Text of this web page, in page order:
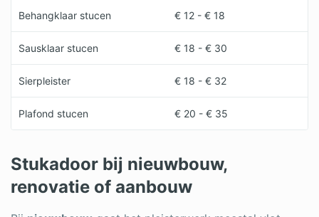
Behangklaar stucen € 12 - € 18
Sausklaar stucen € 18 - € 30
Sierpleister € 18 - € 32
Plafond stucen € 20 - € 35
Stukadoor bij nieuwbouw,
renovatie of aanbouw